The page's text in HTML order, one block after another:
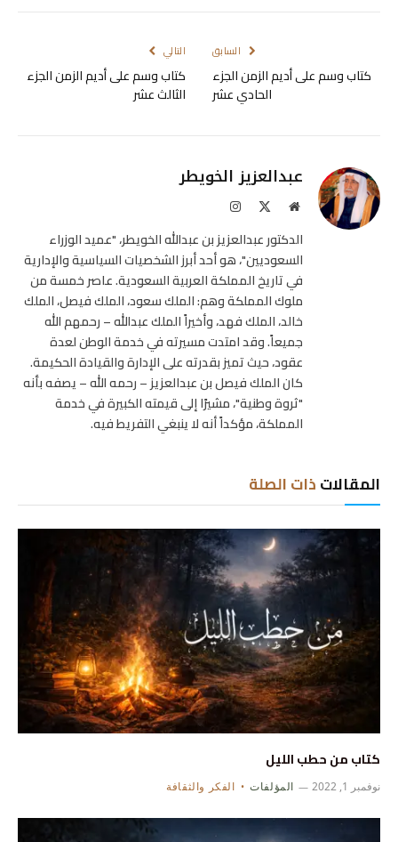
السابق
كتاب وسم على أديم الزمن الجزء
الحادي عشر
التالي
كتاب وسم على أديم الزمن الجزء
الثالث عشر
عبدالعزيز الخويطر
موقع
الانستغرام
الدكتور عبدالعزيز بن عبدالله الخويطر، "عميد الوزراء
السعوديين"، هو أحد أبرز الشخصيات السياسية والإدارية
في تاريخ المملكة العربية السعودية. عاصر خمسة من
ملوك المملكة وهم: الملك سعود، الملك فيصل، الملك
خالد، الملك فهد، وأخيراً الملك عبدالله – رحمهم الله
جميعاً. وقد امتدت مسيرته في خدمة الوطن لعدة
عقود، حيث تميز بقدرته على الإدارة والقيادة الحكيمة.
كان الملك فيصل بن عبدالعزيز – رحمه الله – يصفه بأنه
"ثروة وطنية"، مشيرًا إلى قيمته الكبيرة في خدمة
المملكة، مؤكداً أنه لا ينبغي التفريط فيه.
المقالاتذات الصلة
كتاب من حطب الليل
نوفمبر 1, 2022 المؤلفات الفكر والثقافة